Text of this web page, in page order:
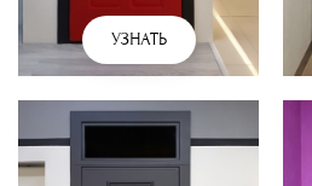
УЗНАТЬ